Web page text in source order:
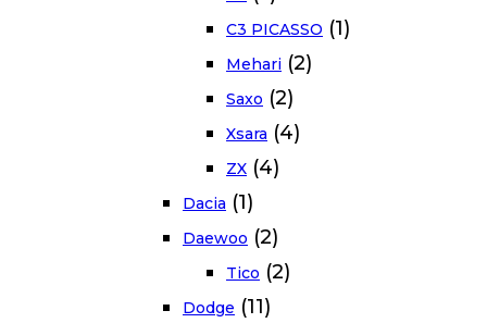
C3 PICASSO (1)
Mehari (2)
Saxo (2)
Xsara (4)
ZX (4)
Dacia (1)
Daewoo (2)
Tico (2)
Dodge (11)